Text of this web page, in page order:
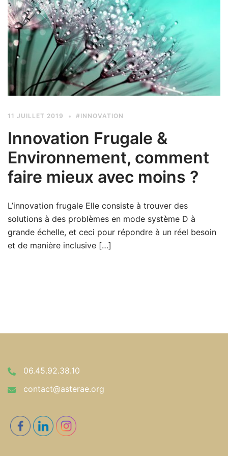
11 JUILLET 2019 #INNOVATION
Innovation Frugale &
Environnement, comment
faire mieux avec moins ?
L’innovation frugale Elle consiste à trouver des
solutions à des problèmes en mode système D à
grande échelle, et ceci pour répondre à un réel besoin
et de manière inclusive […]
06.45.92.38.10
contact@asterae.org